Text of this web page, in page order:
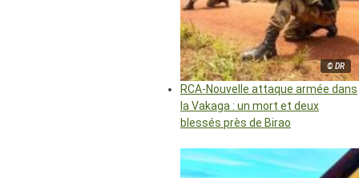
© DR
RCA-Nouvelle attaque armée dans
la Vakaga : un mort et deux
blessés près de Birao